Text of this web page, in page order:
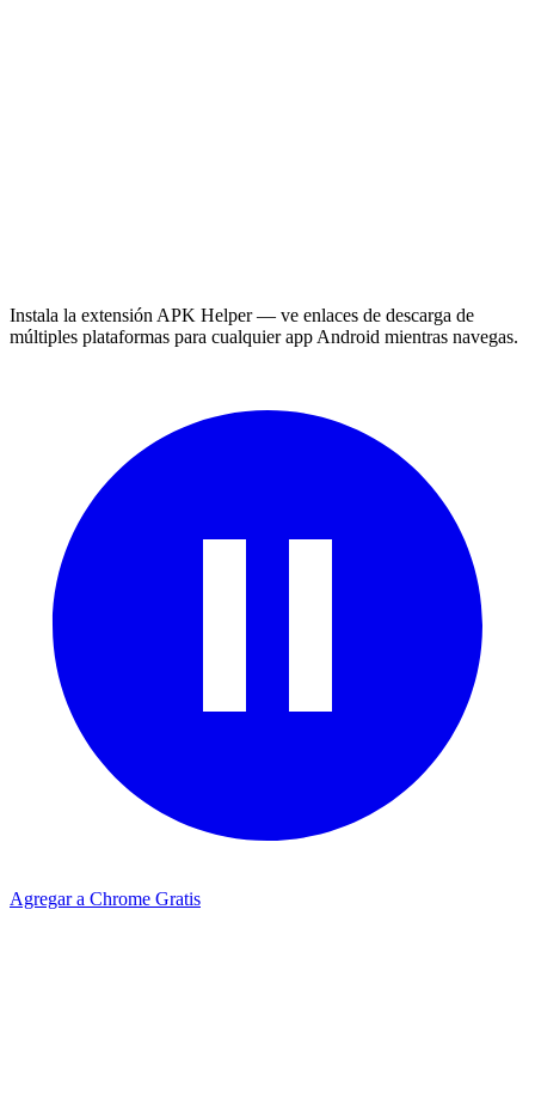
Instala la extensión APK Helper — ve enlaces de descarga de
múltiples plataformas para cualquier app Android mientras navegas.
Agregar a Chrome Gratis